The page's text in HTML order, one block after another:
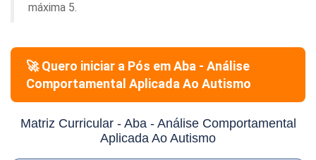
máxima 5.
🚀 Quero iniciar a Pós emAba - Análise
Comportamental Aplicada Ao Autismo
Matriz Curricular - Aba - Análise Comportamental
Aplicada Ao Autismo